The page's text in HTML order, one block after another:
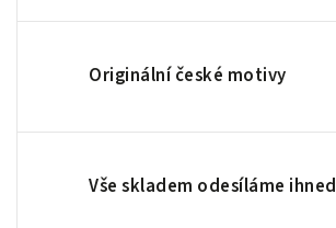
Originální české motivy
Vše skladem odesíláme ihned